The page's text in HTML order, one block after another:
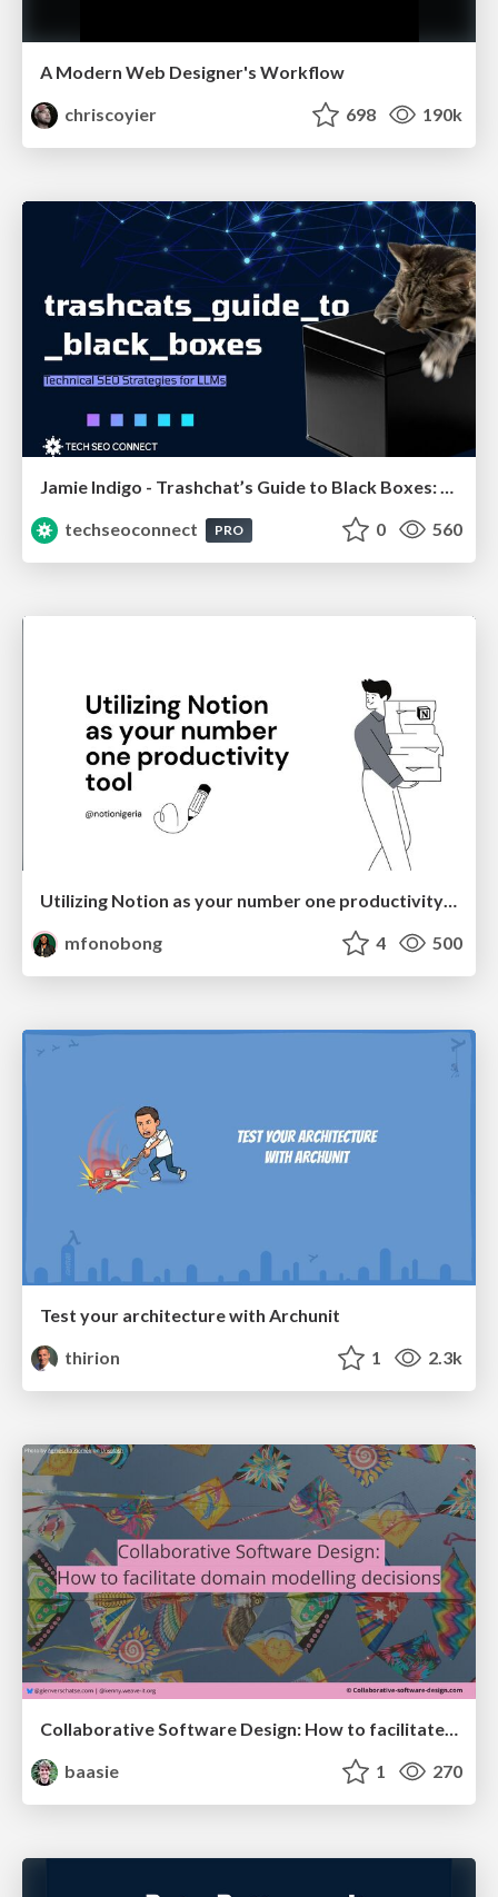
A Modern Web Designer's Workflow
chriscoyier
698 190k
Jamie Indigo - Trashchat’s Guide to Black Boxes: Technical SEO Tactics for LLMs
techseoconnect
PRO 0 560
Utilizing Notion as your number one productivity tool
mfonobong
4 500
Test your architecture with Archunit
thirion
1 2.3k
Collaborative Software Design: How to facilitate domain modelling decisions
baasie
1 270